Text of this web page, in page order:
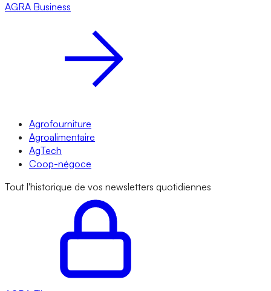
AGRA Business
Agrofourniture
Agroalimentaire
AgTech
Coop-négoce
Tout l'historique de vos newsletters quotidiennes